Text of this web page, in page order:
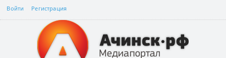
Войти Регистрация